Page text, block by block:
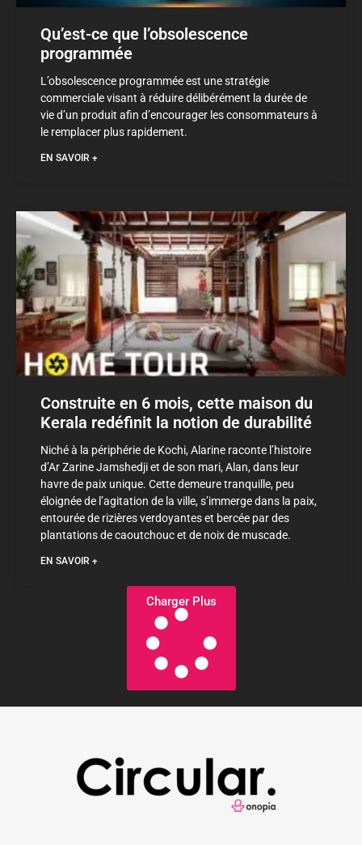
Qu’est-ce que l’obsolescence
programmée
L’obsolescence programmée est une stratégie
commerciale visant à réduire délibérément la durée de
vie d’un produit afin d’encourager les consommateurs à
le remplacer plus rapidement.
EN SAVOIR +
Construite en 6 mois, cette maison du
Kerala redéfinit la notion de durabilité
Niché à la périphérie de Kochi, Alarine raconte l’histoire
d’Ar Zarine Jamshedji et de son mari, Alan, dans leur
havre de paix unique. Cette demeure tranquille, peu
éloignée de l’agitation de la ville, s’immerge dans la paix,
entourée de rizières verdoyantes et bercée par des
plantations de caoutchouc et de noix de muscade.
EN SAVOIR +
Charger Plus